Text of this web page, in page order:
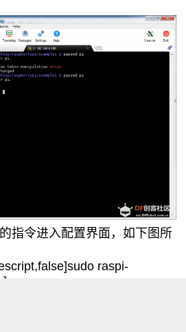
指令进入配置界面，如下图所
raspi-